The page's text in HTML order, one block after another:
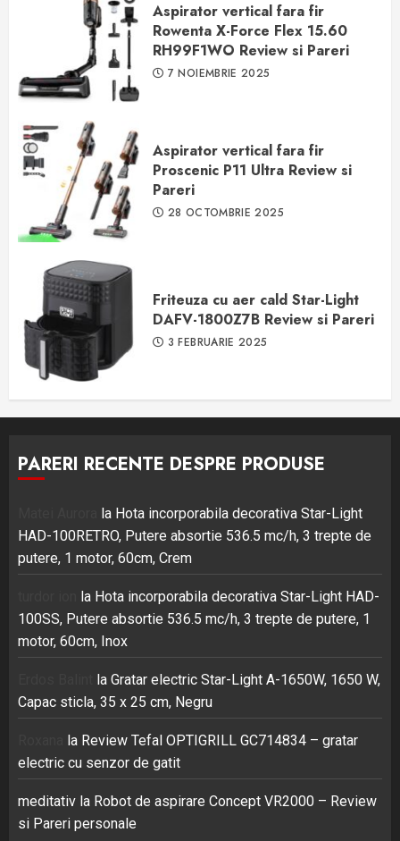
Aspirator vertical fara fir
Rowenta X-Force Flex 15.60
RH99F1WO Review si Pareri
7 NOIEMBRIE 2025
Aspirator vertical fara fir
Proscenic P11 Ultra Review si
Pareri
28 OCTOMBRIE 2025
Friteuza cu aer cald Star-Light
DAFV-1800Z7B Review si Pareri
3 FEBRUARIE 2025
PARERI RECENTE DESPRE PRODUSE
la Hota incorporabila decorativa Star-Light
HAD-100RETRO, Putere absortie 536.5 mc/h, 3 trepte de
putere, 1 motor, 60cm, Crem
la Hota incorporabila decorativa Star-Light HAD-
100SS, Putere absortie 536.5 mc/h, 3 trepte de putere, 1
motor, 60cm, Inox
la Gratar electric Star-Light A-1650W, 1650 W,
Capac sticla, 35 x 25 cm, Negru
la Review Tefal OPTIGRILL GC714834 – gratar
electric cu senzor de gatit
meditativ la Robot de aspirare Concept VR2000 – Review
si Pareri personale